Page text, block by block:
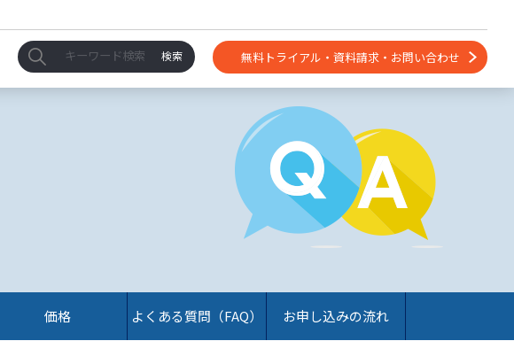
無料トライアル・資料請求・お問い合わせ
価格 よくある質問（FAQ） お申し込みの流れ